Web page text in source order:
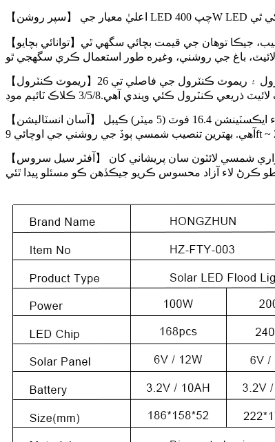
【توانائي بچايو】بجلي جي ڪا به قيمت ناهي، مڪمل طور تي شمسي توانائي ۽ وائرليس تنصيب، جيڪا توهان جي قيمت بچائي سگهي ٿي.IP 66 پنروڪ گريڊ، روشني جو ثبوت.ڪنهن به وقت توهان جي باغ،
【ريموٽ ڪنٽرول】هي شمسي توانائي سان هلندڙ لائيٽ هاءِ پاور ريموٽ ڪنٽرول ۽ ريموٽ ڪنٽرول جي فاصلي تي 26ft (8m) تائين، آٽو موڊس، گريڊينٽ موڊ، فل برائيٽ موڊ، اڌ برائيٽ موڊ، ڳاڙهي / نيري
【آسان انسٽاليشن】 2 انسٽاليشن جا طريقا، هڪ ڀت تي نصب ٿيل آهي، ٻيو ليمپ پوسٽ تي نصب ٿيل آهي. وڌيڪ ڇا آهي، شمسي پينل کي ٻوڏ جي روشني سان ڳنڍڻ لاء ايڪسٽينشن 16.4 فوٽ (5 ميٽر) ڪيبل
【آفٽر سيل سروس】 اسان فراهم ڪريون ٿا 36 مهينن کان پوءِ سيلز سروس ۽ ڪارخانو وڪڻندڙ کان تاحيات ٽيڪنيڪل سپورٽ، 50,000 ڪلاڪن کان وڌيڪ ڊگهي عمر واري شمسي لائٽون سان پريشاني کان